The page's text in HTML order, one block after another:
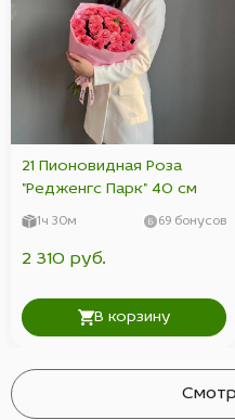
21 Пионовидная Роза
"Редженгс Парк" 40 см
1ч 30м 69 бонусов
2 310 руб.
В корзину